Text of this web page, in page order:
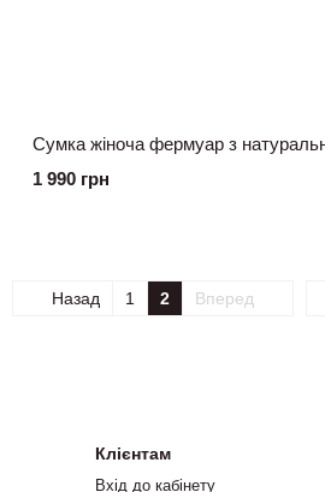
1 990 грн
Назад 1 2 Вперед
Клієнтам
Вхід до кабінету